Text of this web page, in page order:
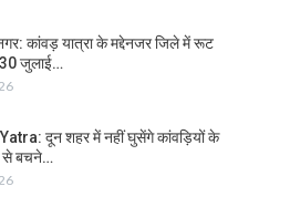
कांवड़ यात्रा के मद्देनजर जिले में रूट
30 जुलाई…
दून शहर में नहीं घुसेंगे कांवड़ियों के
से बचने…